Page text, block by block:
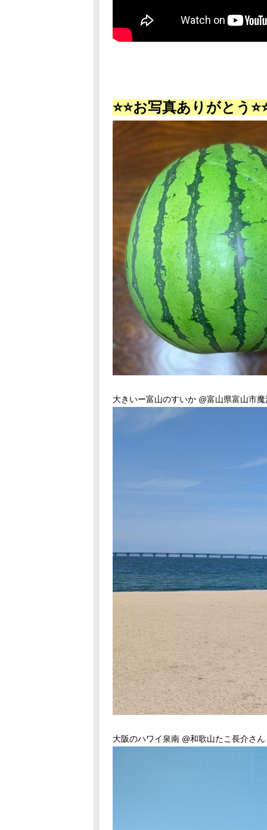
⭐⭐お写真ありがとう
大きいー富山のすいか @富山県富山市
大阪のハワイ泉南 @和歌山たこ長介さん